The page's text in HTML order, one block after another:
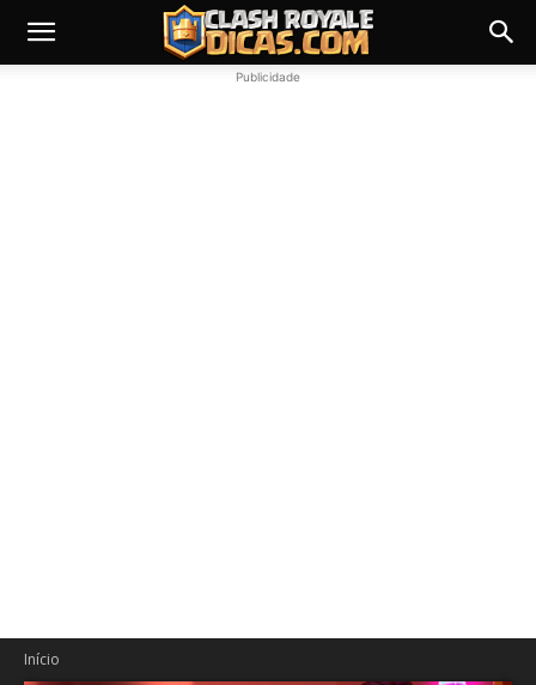
Publicidade
Início